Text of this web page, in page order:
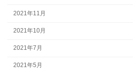
2021年11月
2021年10月
2021年7月
2021年5月